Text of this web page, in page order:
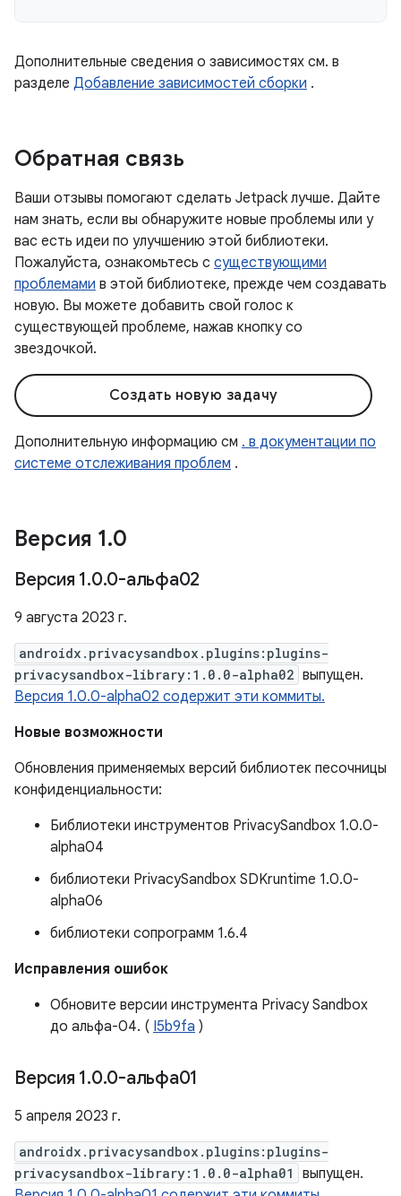
Дополнительные сведения о зависимостях см. в
разделе Добавление зависимостей сборки .
Обратная связь
Ваши отзывы помогают сделать Jetpack лучше. Дайте
нам знать, если вы обнаружите новые проблемы или у
вас есть идеи по улучшению этой библиотеки.
Пожалуйста, ознакомьтесь с существующими
проблемами в этой библиотеке, прежде чем создавать
новую. Вы можете добавить свой голос к
существующей проблеме, нажав кнопку со
звездочкой.
Создать новую задачу
Дополнительную информацию см . в документации по
системе отслеживания проблем .
Версия 1.0
Версия 1.0.0-альфа02
9 августа 2023 г.
androidx.privacysandbox.plugins:plugins-
privacysandbox-library:1.0.0-alpha02 выпущен.
Версия 1.0.0-alpha02 содержит эти коммиты.
Новые возможности
Обновления применяемых версий библиотек песочницы
конфиденциальности:
Библиотеки инструментов PrivacySandbox 1.0.0-
alpha04
библиотеки PrivacySandbox SDKruntime 1.0.0-
alpha06
библиотеки сопрограмм 1.6.4
Исправления ошибок
Обновите версии инструмента Privacy Sandbox
до альфа-04. ( I5b9fa )
Версия 1.0.0-альфа01
5 апреля 2023 г.
androidx.privacysandbox.plugins:plugins-
privacysandbox-library:1.0.0-alpha01
выпущен.